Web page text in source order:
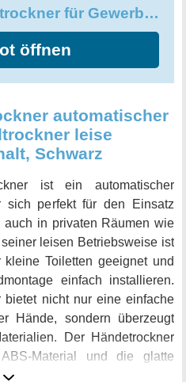
Wahl für jeden gewerblichen
- der anydry 2812
ist die zuverlässige Wahl für
anydry 2812 Händetrockner für Gewerbe elektrischer Sensor
öffnen
automatischer
leise
Schwarz
ist ein automatischer
sich perfekt für den Einsatz
in privaten Räumen wie
leisen Betriebsweise ist
Toiletten geeignet und
einfach installieren.
bietet nicht nur eine einfache
Hände, sondern überzeugt
Der Händetrockner
Material und die glatte
und verblassen nicht.